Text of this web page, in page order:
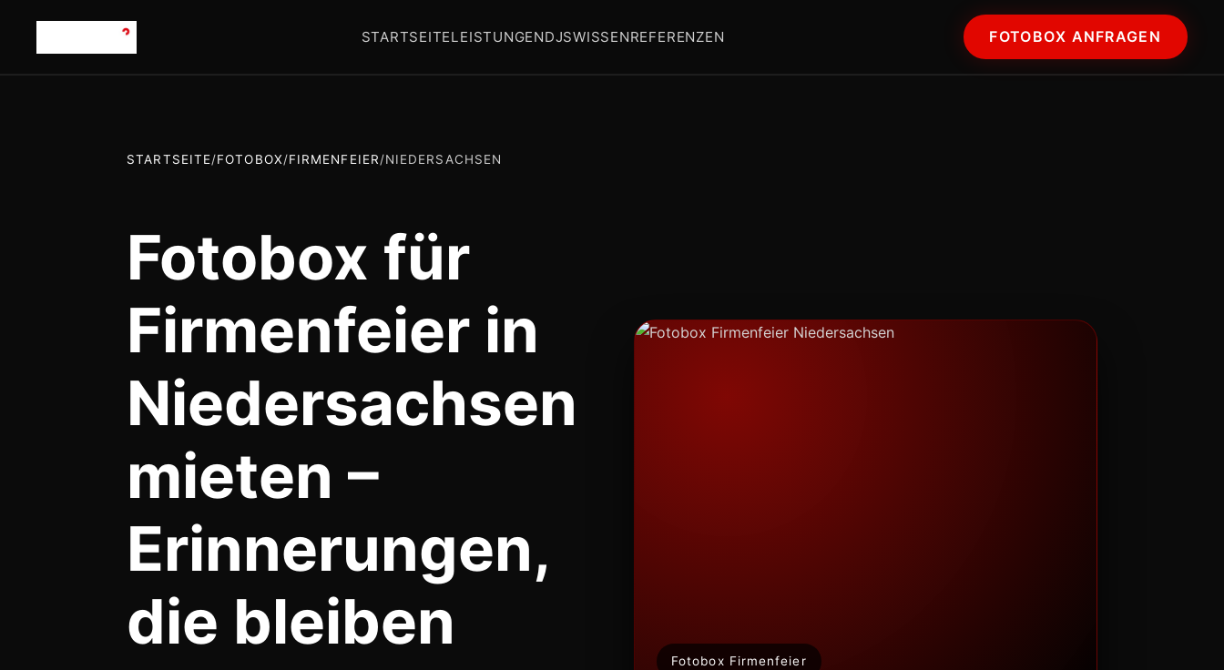
STARTSEITELEISTUNGENDJSWISSENREFERENZEN FOTOBOX ANFRAGEN
STARTSEITE/FOTOBOX/FIRMENFEIER/NIEDERSACHSEN
Fotobox für
Firmenfeier in
Niedersachsen
mieten –
Erinnerungen,
die bleiben
Fotobox Firmenfeier